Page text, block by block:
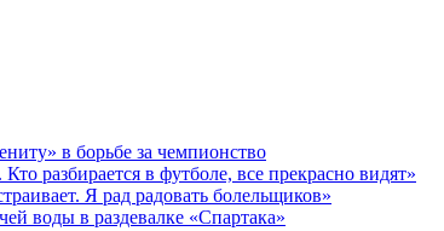
в борьбе за чемпионство
разбирается в футболе, все прекрасно видят»
Я рад радовать болельщиков»
воды в раздевалке «Спартака»